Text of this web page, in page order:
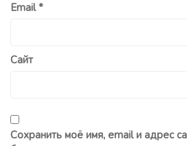
Email*
Сайт
Сохранить моё имя, email и адрес